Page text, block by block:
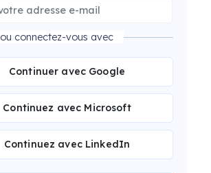
ou connectez-vous avec
Continuer avec Google
Continuez avec Microsoft
Continuez avec LinkedIn